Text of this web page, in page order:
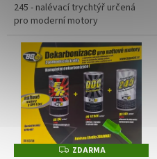
245 - nalévací trychtýř určená
pro moderní motory
vybavenými DPF filtry a HPCR
vstřikováním (baleno v celofánu)
ZZDARMA